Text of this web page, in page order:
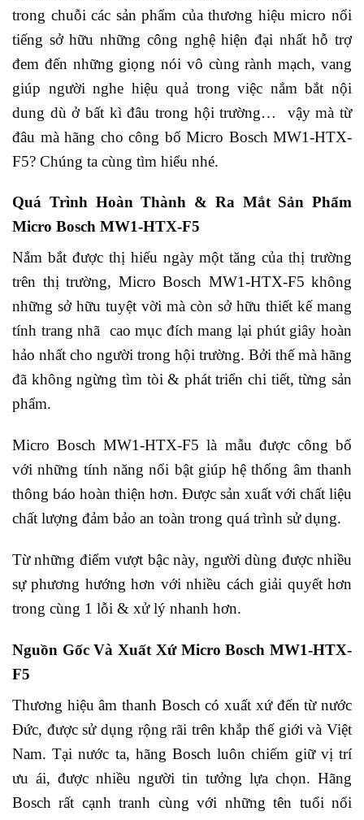
trong chuỗi các sản phẩm của thương hiệu micro nổi
tiếng sở hữu những công nghệ hiện đại nhất hỗ trợ
đem đến những giọng nói vô cùng rành mạch, vang
giúp người nghe hiệu quả trong việc nắm bắt nội
dung dù ở bất kì đâu trong hội trường… vậy mà từ
đâu mà hãng cho công bố Micro Bosch MW1-HTX-
F5? Chúng ta cùng tìm hiểu nhé.
Quá Trình Hoàn Thành & Ra Mắt Sản Phẩm
Micro Bosch MW1-HTX-F5
Nắm bắt được thị hiếu ngày một tăng của thị trường
trên thị trường, Micro Bosch MW1-HTX-F5 không
những sở hữu tuyệt vời mà còn sở hữu thiết kế mang
tính trang nhã cao mục đích mang lại phút giây hoàn
hảo nhất cho người trong hội trường. Bởi thế mà hãng
đã không ngừng tìm tòi & phát triển chi tiết, từng sản
phẩm.
Micro Bosch MW1-HTX-F5 là mẫu được công bố
với những tính năng nổi bật giúp hệ thống âm thanh
thông báo hoàn thiện hơn. Được sản xuất với chất liệu
chất lượng đảm bảo an toàn trong quá trình sử dụng.
Từ những điểm vượt bậc này, người dùng được nhiều
sự phương hướng hơn với nhiều cách giải quyết hơn
trong cùng 1 lỗi & xử lý nhanh hơn.
Nguồn Gốc Và Xuất Xứ Micro Bosch MW1-HTX-
F5
Thương hiệu âm thanh Bosch có xuất xứ đến từ nước
Đức, được sử dụng rộng rãi trên khắp thế giới và Việt
Nam. Tại nước ta, hãng Bosch luôn chiếm giữ vị trí
ưu ái, được nhiều người tin tưởng lựa chọn. Hãng
Bosch rất cạnh tranh cùng với những tên tuổi nổi